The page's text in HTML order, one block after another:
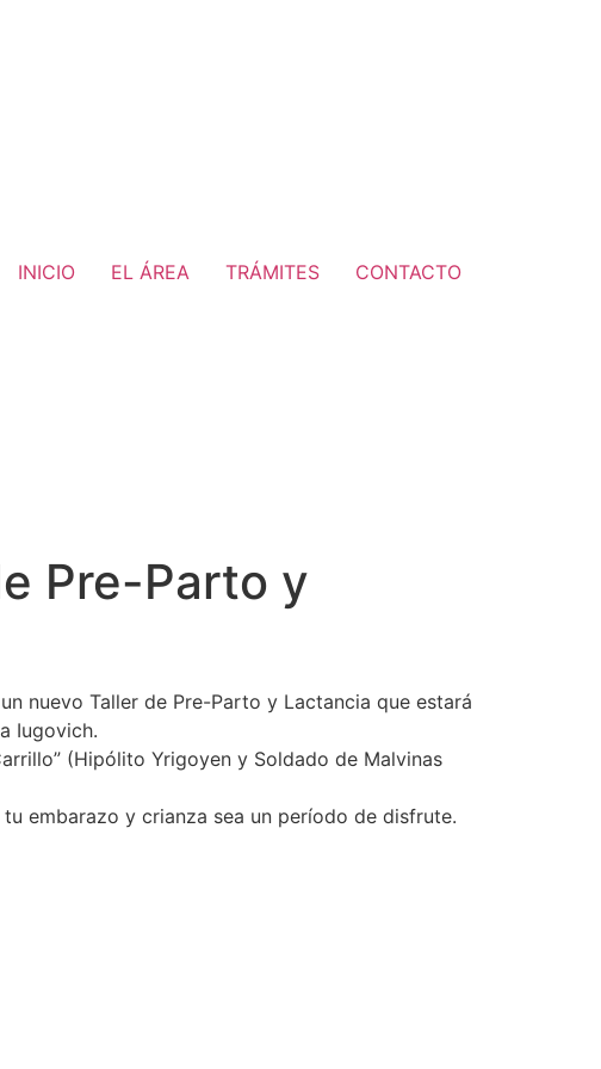
INICIO EL ÁREA TRÁMITES CONTACTO
Pre-Parto y
nuevo Taller de Pre-Parto y Lactancia que estará
Iugovich.
(Hipólito Yrigoyen y Soldado de Malvinas
embarazo y crianza sea un período de disfrute.